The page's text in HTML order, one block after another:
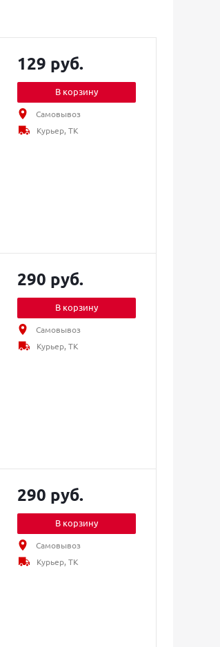
129 руб.
В корзину
Самовывоз
Курьер, ТК
290 руб.
В корзину
Самовывоз
Курьер, ТК
290 руб.
В корзину
Самовывоз
Курьер, ТК